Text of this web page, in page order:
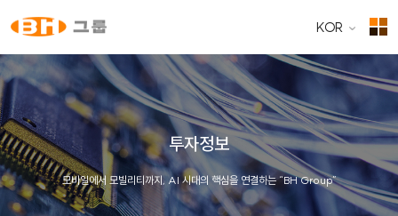
KOR
투자정보
모바일에서 모빌리티까지, AI 시대의 핵심을 연결하는 “BH Group”